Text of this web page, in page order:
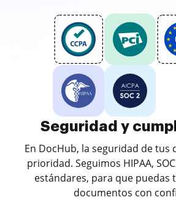
Seguridad y
En DocHub, la seguridad de tus
prioridad. Seguimos HIPAA,
estándares, para que puedas
documentos con